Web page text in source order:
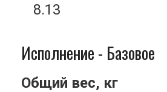
8.13
Исполнение - Базовое
Общий вес, кг